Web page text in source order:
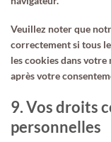
Veuillez noter que
correctement si tous
les cookies dans votre
après votre
9. Vos droits
personnelles